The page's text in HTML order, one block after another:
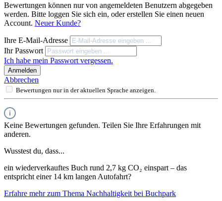
Bewertungen können nur von angemeldeten Benutzern abgegeben
werden. Bitte loggen Sie sich ein, oder erstellen Sie einen neuen
Account. Neuer Kunde?
Ihre E-Mail-Adresse
Ihr Passwort
Ich habe mein Passwort vergessen.
Anmelden
Abbrechen
Bewertungen nur in der aktuellen Sprache anzeigen.
Keine Bewertungen gefunden. Teilen Sie Ihre Erfahrungen mit
anderen.
Wusstest du, dass...
ein wiederverkauftes Buch rund 2,7 kg CO₂ einspart – das
entspricht einer 14 km langen Autofahrt?
Erfahre mehr zum Thema Nachhaltigkeit bei Buchpark